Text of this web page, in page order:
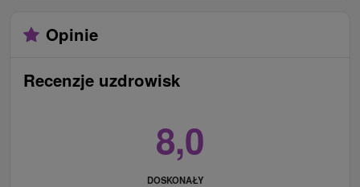
gruntowną przebudowę i modernizację pokoi.
Pokoje są teraz wyposażone w komfortową
Otwarcie nowego sezonu spa: Spa tradycyjnie
Program świąteczny tradycyjnie wiąże się z
tradycyjnym poświęceniem źródeł.
Wydłużone zabiegi: Spa wprowadziło bardziej
Opinie
Recenzje uzdrowisk
8,0
DOSKONAŁY